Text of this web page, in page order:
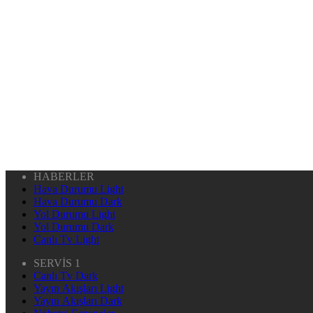
HABERLER
Hava Durumu Light
Hava Durumu Dark
Yol Durumu Light
Yol Durumu Dark
Canlı Tv Light
SERVİS 1
Canlı Tv Dark
Yayın Akışları Light
Yayın Akışları Dark